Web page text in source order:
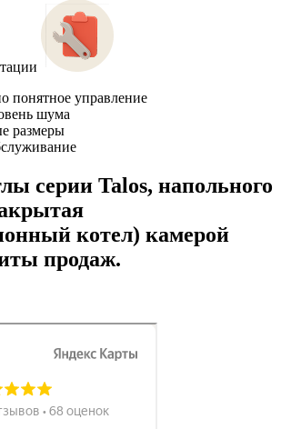
понятное управление
шума
размеры
серии Talos, напольного
котел) камерой
продаж.